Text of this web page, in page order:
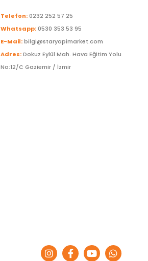
Telefon:0232 252 57 25
Whatsapp:0530 353 53 95
E-Mail:bilgi@staryapimarket.com
Adres:Dokuz Eylül Mah. Hava Eğitim Yolu
No:12/C Gaziemir / İzmir